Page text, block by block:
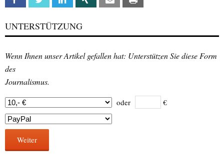
UNTERSTÜTZUNG
Wenn Ihnen unser Artikel gefallen hat: Unterstützen Sie diese Form
des
Journalismus.
oder €
Weiter